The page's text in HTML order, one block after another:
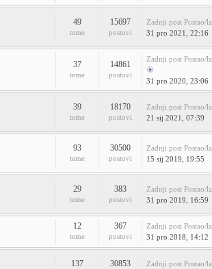
49
teme
15697
postovi
Zadnji post Postao/la
31 pro 2021, 22:16
37
teme
14861
postovi
Zadnji post Postao/la
31 pro 2020, 23:06
39
teme
18170
postovi
Zadnji post Postao/la
21 sij 2021, 07:39
93
teme
30500
postovi
Zadnji post Postao/la
15 sij 2019, 19:55
29
teme
383
postovi
Zadnji post Postao/la
31 pro 2019, 16:59
12
teme
367
postovi
Zadnji post Postao/la
31 pro 2018, 14:12
137 30853 Zadnji post Postao/la